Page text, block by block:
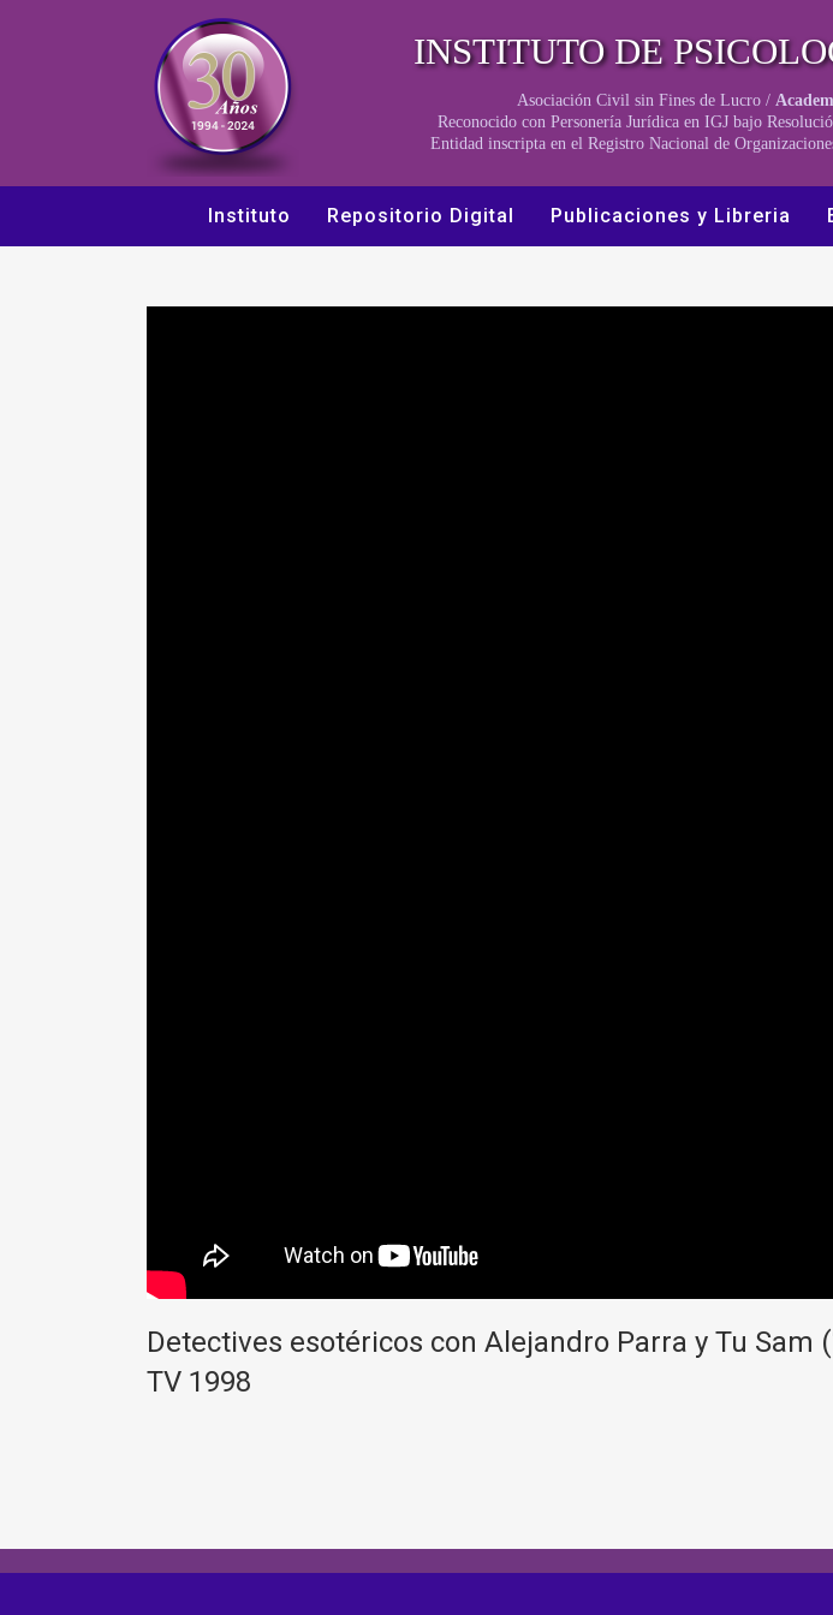
INSTITUTO DE
Asociación Civil sin Fines de Lucro /
Reconocido con Personería Jurídica en IGJ bajo
Entidad inscripta en el Registro Nacional de
Instituto Repositorio Digital Publicaciones y Libreria
Detectives esotéricos con Alejandro Parra y Tu Sam
TV 1998